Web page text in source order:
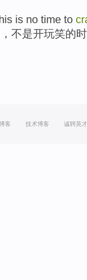
is no time to
， 不是开玩笑的
客 技术博客 诚聘英才